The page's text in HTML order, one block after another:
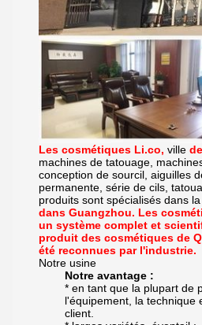
Les cosmétiques Li.co, ville
machines de tatouage,
conception de sourcil, aiguilles
permanente, série de cils,
produits sont spécialisés dans
dans Guangzhou. Les
un système complet et
produit des cosmétiques de
été reconnues par l'industrie.
Notre usine
Notre avantage :
* en tant que la plupart de
l'équipement, la technique
client.